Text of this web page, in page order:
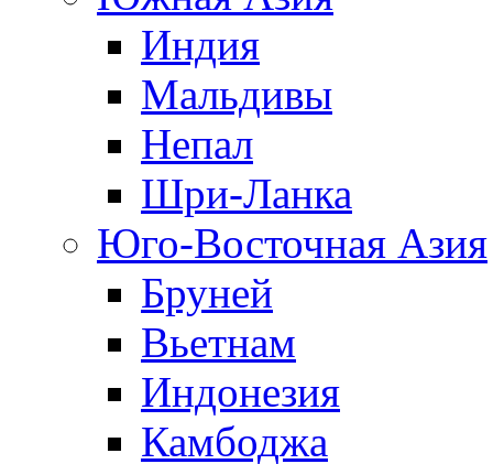
Индия
Мальдивы
Непал
Шри-Ланка
Юго-Восточная Азия
Бруней
Вьетнам
Индонезия
Камбоджа